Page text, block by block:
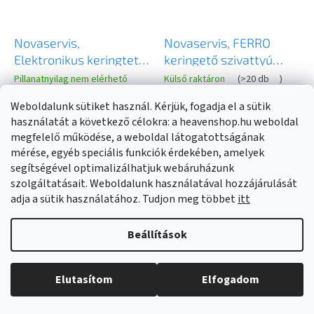
Weboldalunk sütiket használ. Kérjük, fogadja el a sütik
használatát a következő célokra: a heavenshop.hu weboldal
megfelelő működése, a weboldal látogatottságának
mérése, egyéb speciális funkciók érdekében, amelyek
segítségével optimalizálhatjuk webáruházunk
szolgáltatásait. Weboldalunk használatával hozzájárulását
adja a sütik használatához. Tudjon meg többetitt
Beállítások
Elutasítom Elfogadom
Novaservis,
Elektronikus keringtető
szivattyú Ferro 25-40 /
Pillanatnyilag nem elérhető
71 320 Ft
BŐVEBBEN
Novaservis, FERRO
keringető szivattyú
ivóvízhez, W0401
Külső raktáron (>20 db )
65 300 Ft
KOSÁRBA